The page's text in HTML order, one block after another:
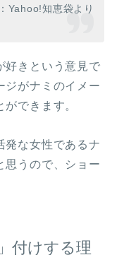
Yahoo!知恵袋より
好きという意見で
ジがナミのイメー
できます。
発な女性であるナ
思うので、ショー
付けする理